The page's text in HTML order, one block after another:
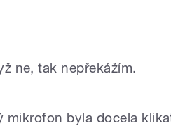
ne, tak nepřekážím.
mikrofon byla docela